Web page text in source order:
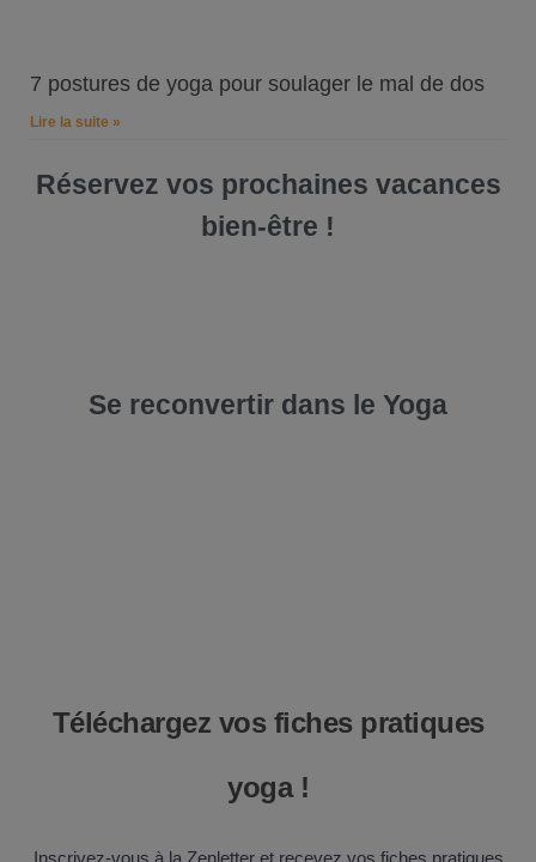
7 postures de yoga pour soulager le mal de dos
Lire la suite »
Réservez vos prochaines vacances
bien-être !
Se reconvertir dans le Yoga
Téléchargez vos fiches pratiques
yoga !
Inscrivez-vous à la Zenletter et recevez vos fiches pratiques